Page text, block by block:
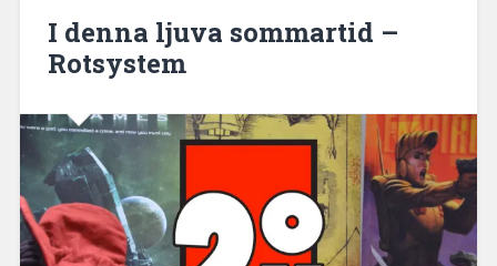
I denna ljuva sommartid –
Rotsystem